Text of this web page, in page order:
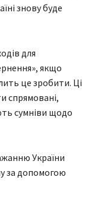
знову буде
для
якщо
це зробити. Ці
спрямовані,
сумніви щодо
України
за допомогою